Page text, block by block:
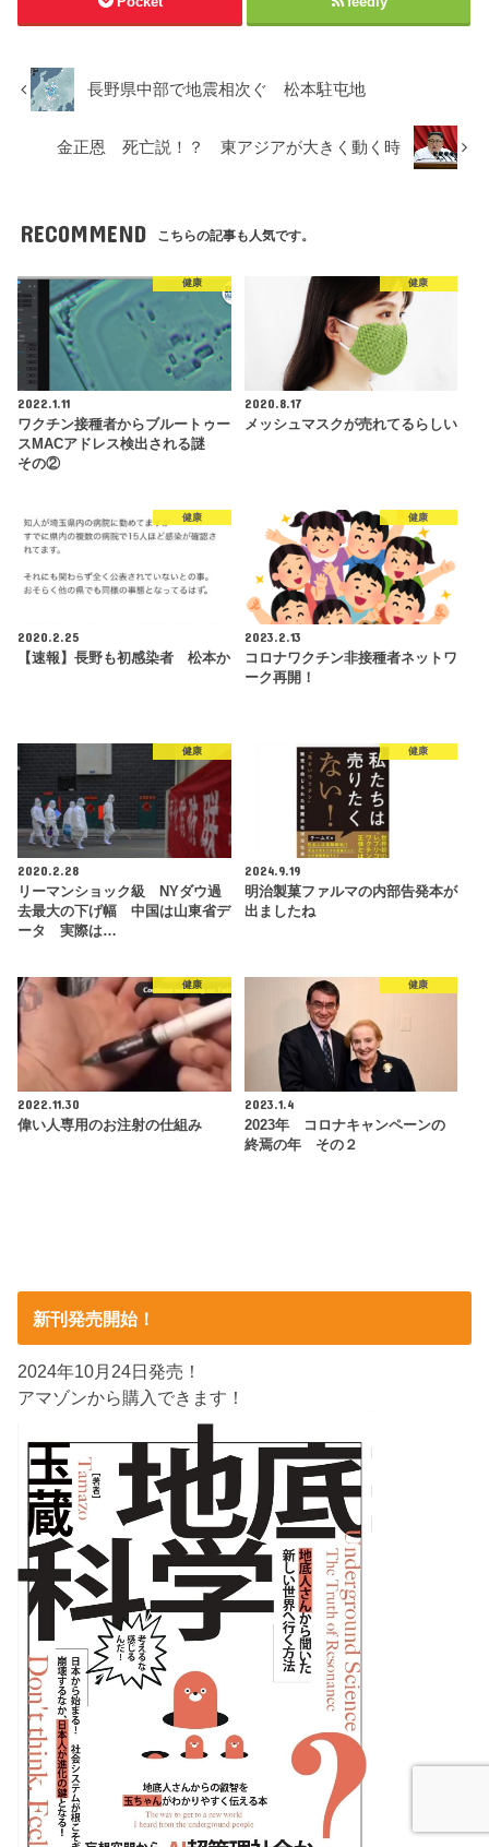
長野県中部で地震相次ぐ 松本駐屯地
金正恩 死亡説！？ 東アジアが大きく動く時
RECOMMEND こちらの記事も人気です。
健康
2022.1.11
ワクチン接種者からブルートゥー
スMACアドレス検出される謎
その②
健康
2020.8.17
メッシュマスクが売れてるらしい
健康
2020.2.25
【速報】長野も初感染者 松本か
健康
2023.2.13
コロナワクチン非接種者ネットワ
ーク再開！
健康
2020.2.28
リーマンショック級 NYダウ過
去最大の下げ幅 中国は山東省デ
ータ 実際は…
健康
2024.9.19
明治製菓ファルマの内部告発本が
出ましたね
健康
2022.11.30
偉い人専用のお注射の仕組み
健康
2023.1.4
2023年 コロナキャンペーンの
終焉の年 その２
新刊発売開始！
2024年10月24日発売！
アマゾンから購入できます！